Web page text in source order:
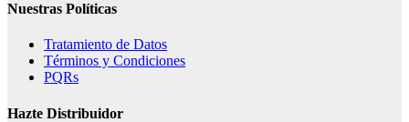
Nuestras Políticas
Tratamiento de Datos
Términos y Condiciones
PQRs
Hazte Distribuidor